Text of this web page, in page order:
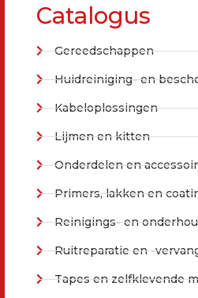
Catalogus
Gereedschappen
Huidreiniging- en
Kabeloplossingen
Lijmen en kitten
Onderdelen en
Primers, lakken en
Reinigings- en
Ruitreparatie en -
Tapes en zelfklevende